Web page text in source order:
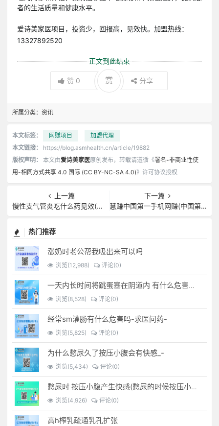
者的生活质量和健康水平。
爱诗美家医项目，投资少，回报高，见效快。加盟热线：
13327892520
正文到此结束
赞 0 赏 分享
所属分类： 资讯
本文标签： 网赚项目
加盟代理
本文链接：
https://blog.asmhealth.cn/article/19882
版权声明：
本文由爱诗美家医原创发布，转载请遵循《署名-非商业性使
用-相同方式共享 4.0 国际 (CC BY-NC-SA 4.0)》许可协议授权
上一篇
慢性支气管炎吃什么药见效(慢性支气管炎吃什么中成药最见效)
下一篇
慧赚中国第一手机网赚(中国第一手机号)
热门推荐
涨奶时老公帮我吸出来可以吗
浏览(12,988) 评论(0)
一天内长时间将跳蛋塞在阴道内 有什么危害免...(跳蛋是放哪里)
浏览(8,528) 评论(0)
经常sm灌肠有什么危害吗-求医问药-
浏览(5,825) 评论(0)
为什么憋尿久了按压小腹会有快感_-
浏览(5,434) 评论(0)
憋尿时 按压小腹产生快感(憋尿的时候按压小腹是什么感觉)
浏览(4,926) 评论(0)
高h榨乳疏通乳孔扩张